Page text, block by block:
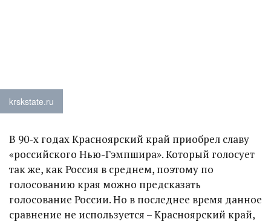
krskstate.ru
В 90-х годах Красноярский край приобрел славу
«российского Нью-Гэмпшира». Который голосует
так же, как Россия в среднем, поэтому по
голосованию края можно предсказать
голосование России. Но в последнее время данное
сравнение не используется – Красноярский край,